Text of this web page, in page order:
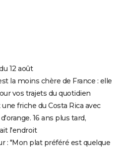
12 août
la moins chère de France : elle
vos trajets du quotidien
friche du Costa Rica avec
16 ans plus tard,
l'endroit
: "Mon plat préféré est quelque